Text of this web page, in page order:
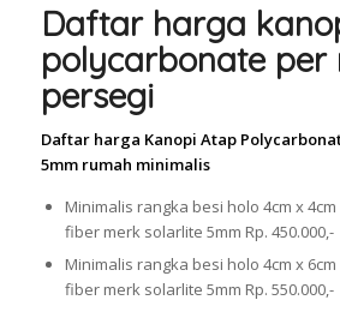
Daftar harga
polycarbonate per
persegi
Daftar harga Kanopi Atap
5mm rumah minimalis
Minimalis rangka besi holo 4cm x
fiber merk solarlite 5mm Rp. 450.000,-
Minimalis rangka besi holo 4cm x
fiber merk solarlite 5mm Rp. 550.000,-